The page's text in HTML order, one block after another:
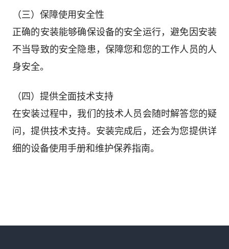
（三）保障使用安全性
正确的安装能够确保设备的安全运行，避免因安装
不当导致的安全隐患，保障您和您的工作人员的人
身安全。
（四）提供全面技术支持
在安装过程中，我们的技术人员会随时解答您的疑
问，提供技术支持。安装完成后，还会为您提供详
细的设备使用手册和维护保养指南。